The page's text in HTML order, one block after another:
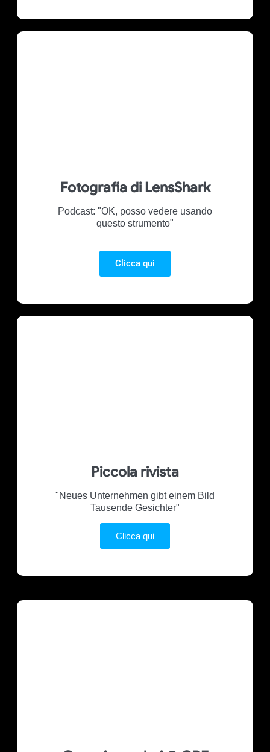
Fotografia di LensShark
Podcast: "OK, posso vedere usando
questo strumento"
Clicca qui
Piccola rivista
"Neues Unternehmen gibt einem Bild
Tausende Gesichter"
Clicca qui